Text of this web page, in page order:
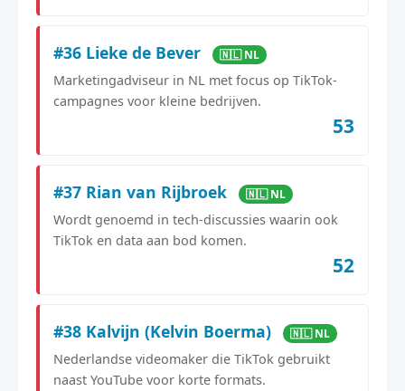
#36 Lieke de Bever 🇳🇱 NL
Marketingadviseur in NL met focus op TikTok-
campagnes voor kleine bedrijven.
53
#37 Rian van Rijbroek 🇳🇱 NL
Wordt genoemd in tech-discussies waarin ook
TikTok en data aan bod komen.
52
#38 Kalvijn (Kelvin Boerma) 🇳🇱 NL
Nederlandse videomaker die TikTok gebruikt
naast YouTube voor korte formats.